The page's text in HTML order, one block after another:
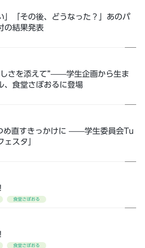
」「その後、どうなった？」あのパ
の結果発表
さを添えて”——学生企画から生ま
、食堂さぼおるに登場
め直すきっかけに ——学生委員会Tu
スタ」
食堂さぼおる
食堂さぼおる